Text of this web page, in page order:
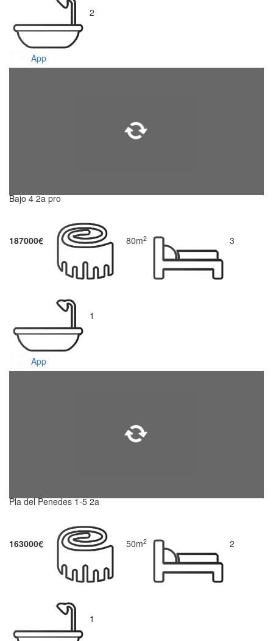
2
App
Bajo 4 2a pro
187000€ 80m2 3
1
App
Pla del Penedes 1-5 2a
163000€ 50m2 2
1